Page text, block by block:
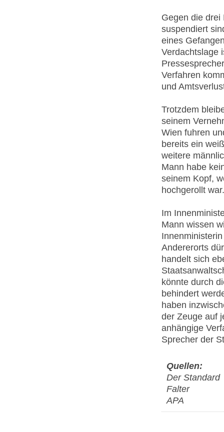
Gegen die drei
suspendiert
eines
Verdachtslage
Verfahren
und
Trotzdem
seinem
Wien fuhren
bereits ein
weitere
Mann habe
seinem Kopf,
hochgerollt
Im
Mann wissen
Andererorts
handelt sich
könnte durch
behindert
haben
der Zeuge auf
anhängige
Sprecher der
Quellen:
Der Standard
Falter
APA